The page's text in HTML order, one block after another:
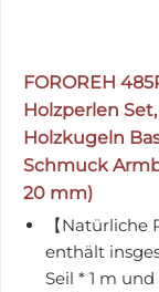
FOROREH
Holzperlen
Holzkugeln
Schmuck
20 mm)
【Natürliche
enthält
Seil * 1 m